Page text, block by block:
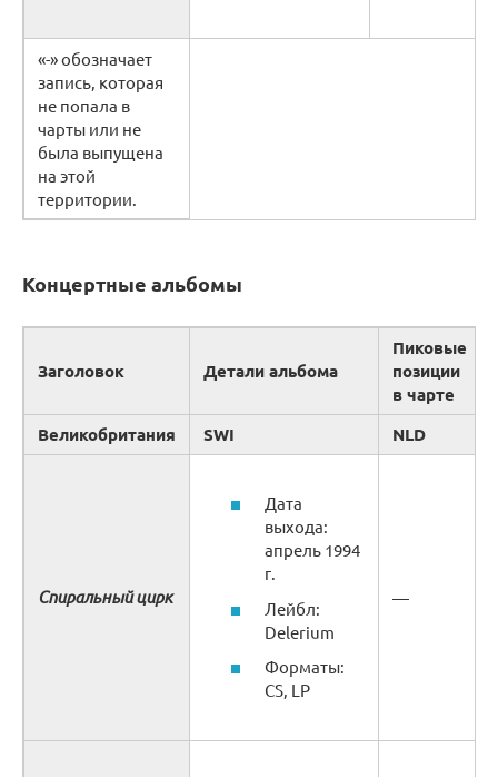
«-» обозначает
запись, которая
не попала в
чарты или не
была выпущена
на этой
территории.
Концертные альбомы
Заголовок Детали альбома
Пиковые
позиции
в чарте
Великобритания SWI NLD
Спиральный цирк
Дата
выхода:
апрель 1994
г.
Лейбл:
Delerium
Форматы:
CS, LP
—